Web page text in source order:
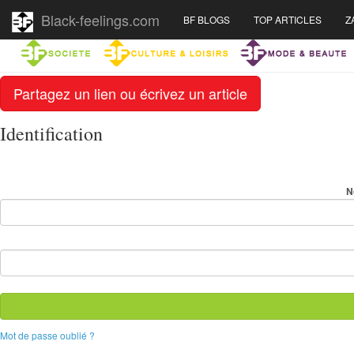
Partagez un lien ou écrivez un article
Black-feelings.com BF BLOGS TOP ARTICLES
Identification
Mot de passe oublié ?